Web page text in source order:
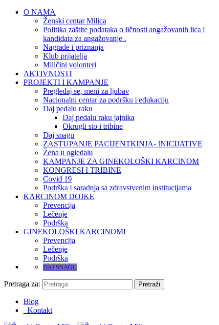
O NAMA
Ženski centar Milica
Politika zaštite podataka o ličnosti angažovanih lica i
kandidata za angažovanje .
Nagrade i priznanja
Klub prijatelja
Miličini volonteri
AKTIVNOSTI
PROJEKTI I KAMPANJE
Pregledaj se, meni za ljubav
Nacionalni centar za podršku i edukaciju
Daj pedalu raku
Daj pedalu raku jajnika
Okrugli sto i tribine
Daj snagu
ZASTUPANJE PACIJENTKINJA- INICIJATIVE
Žena u ogledalu
KAMPANJE ZA GINEKOLOŠKI KARCINOM
KONGRESI I TRIBINE
Covid 19
Podrška i saradnja sa zdravstvenim institucijama
KARCINOM DOJKE
Prevencija
Lečenje
Podrška
GINEKOLOŠKI KARCINOMI
Prevencija
Lečenje
Podrška
DAJ SNAGU
Pretraga za:
Blog
Kontakt